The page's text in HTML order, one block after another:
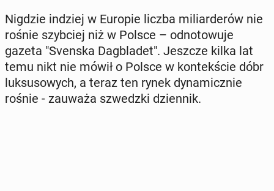
Nigdzie indziej w Europie liczba mi­liar­de­rów nie
rośnie szyb­ciej niż w Polsce – od­no­to­wu­je
gazeta "Svenska Dag­bla­det". Jeszcze kilka lat
temu nikt nie mówił o Polsce w kon­tek­ście dóbr
luk­su­so­wych, a teraz ten rynek dy­na­micz­nie
rośnie - zauważa szwedz­ki dzien­nik.